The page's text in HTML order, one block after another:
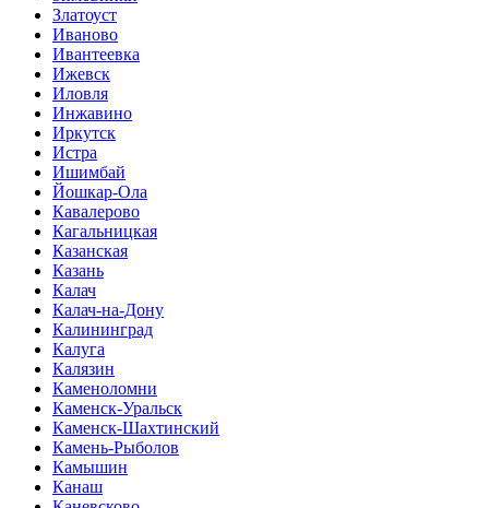
Златоуст
Иваново
Ивантеевка
Ижевск
Иловля
Инжавино
Иркутск
Истра
Ишимбай
Йошкар-Ола
Кавалерово
Кагальницкая
Казанская
Казань
Калач
Калач-на-Дону
Калининград
Калуга
Калязин
Каменоломни
Каменск-Уральск
Каменск-Шахтинский
Камень-Рыболов
Камышин
Канаш